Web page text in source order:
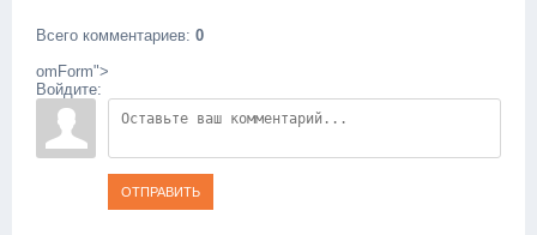
Всего комментариев: 0
omForm">
Войдите:
ОТПРАВИТЬ